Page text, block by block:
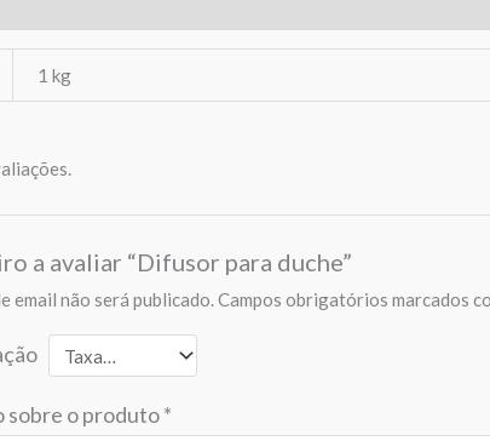
1 kg
a avaliar “Difusor para duche”
email não será publicado.Campos obrigatórios marcados
sobre o produto*